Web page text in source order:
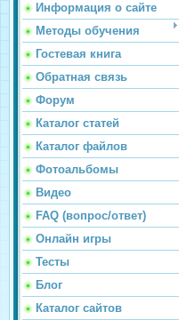
Информация о сайте
Методы обучения
Гостевая книга
Обратная связь
Форум
Каталог статей
Каталог файлов
Фотоальбомы
Видео
FAQ (вопрос/ответ)
Онлайн игры
Тесты
Блог
Каталог сайтов